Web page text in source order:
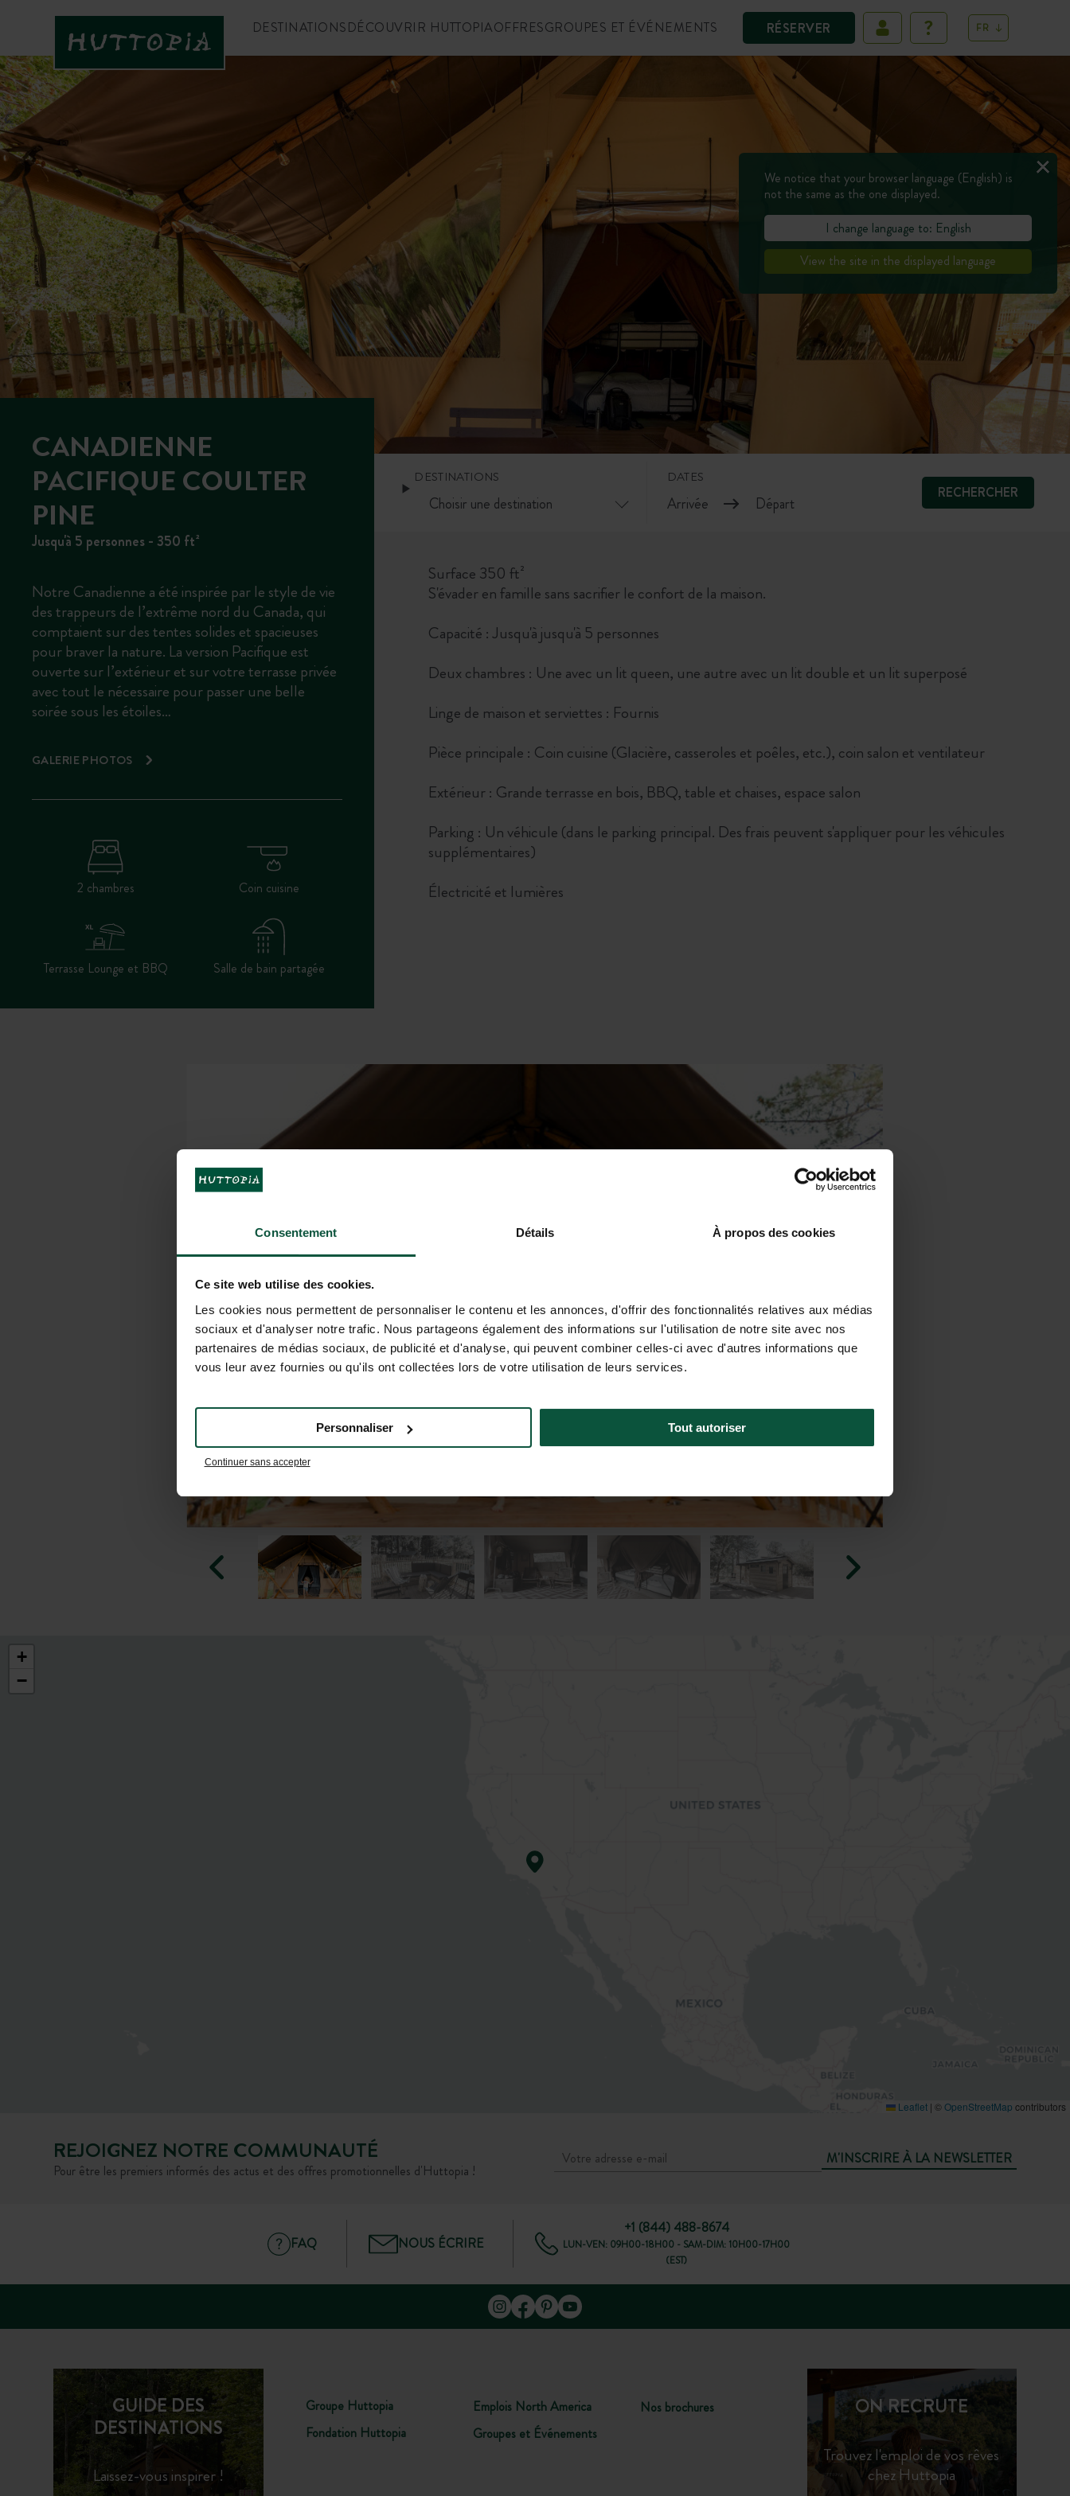
Consentement Détails À propos des cookies
Ce site web utilise des cookies.
Les cookies nous permettent de personnaliser le contenu et les annonces, d'offrir des fonctionnalités relatives aux médias
sociaux et d'analyser notre trafic. Nous partageons également des informations sur l'utilisation de notre site avec nos
partenaires de médias sociaux, de publicité et d'analyse, qui peuvent combiner celles-ci avec d'autres informations que
vous leur avez fournies ou qu'ils ont collectées lors de votre utilisation de leurs services.
Continuer sans accepter
Personnaliser Tout autoriser
RÉSERVER
DESTINATIONSDÉCOUVRIR HUTTOPIAOFFRESGROUPES ET ÉVÉNEMENTS FR
CANADIENNE
PACIFIQUE COULTER
PINE
Jusqu'à 5 personnes - 350 ft²
Notre Canadienne a été inspirée par le style de vie
des trappeurs de l’extrême nord du Canada, qui
comptaient sur des tentes solides et spacieuses
pour braver la nature. La version Pacifique est
ouverte sur l’extérieur et sur votre terrasse privée
avec tout le nécessaire pour passer une belle
soirée sous les étoiles…
GALERIE PHOTOS
2 chambres Coin cuisine
Terrasse Lounge et BBQ Salle de bain partagée
DESTINATIONS DATES
RECHERCHER
Surface 350 ft²
S'évader en famille sans sacrifier le confort de la maison.
Capacité : Jusqu'à jusqu'à 5 personnes
Deux chambres : Une avec un lit queen, une autre avec un lit double et un lit superposé
Linge de maison et serviettes : Fournis
Pièce principale : Coin cuisine (Glacière, casseroles et poêles, etc.), coin salon et ventilateur
Extérieur : Grande terrasse en bois, BBQ, table et chaises, espace salon
Parking : Un véhicule (dans le parking principal. Des frais peuvent s'appliquer pour les véhicules
supplémentaires)
Électricité et lumières
+
−
Leaflet | ©OpenStreetMap contributors
We notice that your browser language (English) is
not the same as the one displayed.
I change language to: English
View the site in the displayed language
REJOIGNEZ NOTRE COMMUNAUTÉ
Pour être les premiers informés des actus et des offres promotionnelles d'Huttopia !
M'INSCRIRE À LA NEWSLETTER
FAQ NOUS ÉCRIRE
+1 (844) 488-8674
LUN-VEN: 09H00-18H00 - SAM-DIM: 10H00-17H00
(EST)
GUIDE DES
DESTINATIONS
Laissez-vous inspirer !
Groupe Huttopia
Fondation Huttopia
Emplois North America
Groupes et Événements
Nos brochures ON RECRUTE
Trouvez l'emploi de vos rêves
chez Huttopia